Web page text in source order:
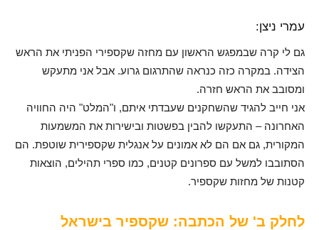
עמרי ניצן:
גם לי קרה שבמפגש הראשון עם מחזה שקספירי הפניתי את הראש
הצידה. במקרה כזה כנראה שהתרגום גרוע. אבל אני מתעקש
ומסובב את הראש חזרה.
אני חייב להגיד שהשחקנים שעבדתי איתם, ו"המלט" היה החוויה
האחרונה – התעקשו להבין בפשטות ובישירות את המשמעות
המקורית, גם אם הם לא אמונים על אנגלית שקספירית שוטפת. הם
הסתובבו למשל עם ספרונים קטנים, כמו ספרי תהילים, הוצאות
קטנות של מחזות שקספיר.
לחלק ב' של הכתבה: שקספיר בישראל